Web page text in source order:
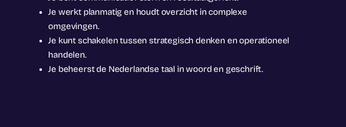
Je werkt planmatig en houdt overzicht in complexe
omgevingen.
Je kunt schakelen tussen strategisch denken en operationeel
handelen.
Je beheerst de Nederlandse taal in woord en geschrift.